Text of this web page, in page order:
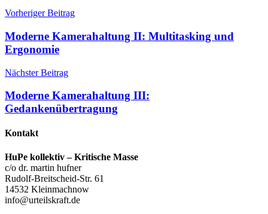
Beitragsnavigation
Vorheriger Beitrag
Moderne Kamerahaltung II: Multitasking und
Ergonomie
Nächster Beitrag
Moderne Kamerahaltung III:
Gedankenübertragung
Kontakt
HuPe kollektiv – Kritische Masse
c/o dr. martin hufner
Rudolf-Breitscheid-Str. 61
14532 Kleinmachnow
info@urteilskraft.de